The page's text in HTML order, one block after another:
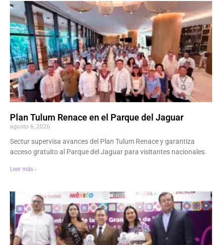
Plan Tulum Renace en el Parque del Jaguar
agosto 6, 2026
Sectur supervisa avances del Plan Tulum Renace y garantiza
acceso gratuito al Parque del Jaguar para visitantes nacionales.
Leer más ›